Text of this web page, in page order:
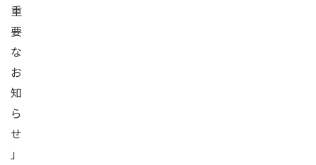
重
要
な
お
知
ら
せ
」